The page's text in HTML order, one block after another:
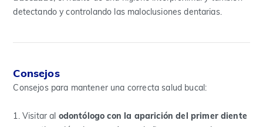
detectando y controlando las maloclusiones dentarias.
Consejos
Consejos para mantener una correcta salud bucal:
1. Visitar al odontólogo con la aparición del primer diente